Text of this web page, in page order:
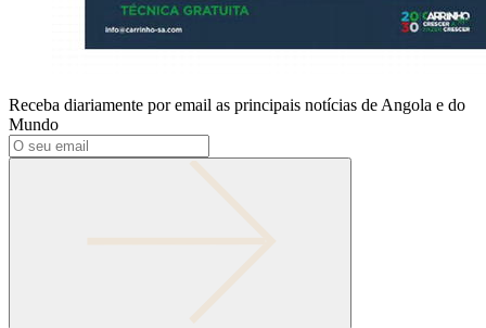
Receba diariamente por email as principais notícias de Angola e do
Mundo